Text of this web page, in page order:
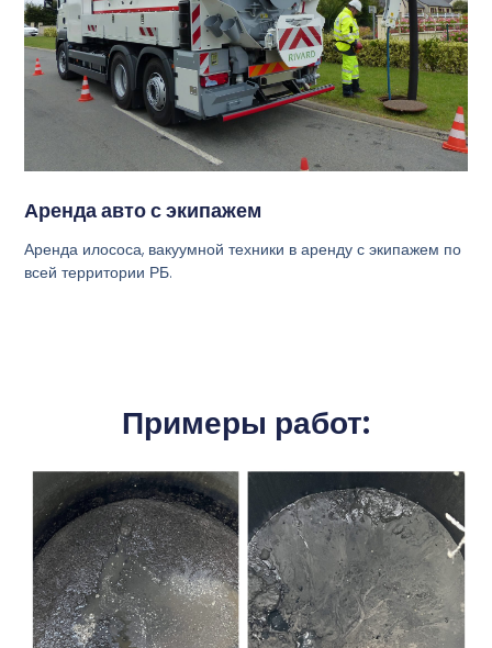
Аренда авто с экипажем
Аренда илососа, вакуумной техники в аренду с экипажем по
всей территории РБ.
Примеры работ: